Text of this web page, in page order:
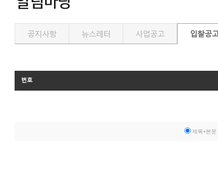
공지사항 뉴스레터 사업공고 입찰공
번호
제목+본문